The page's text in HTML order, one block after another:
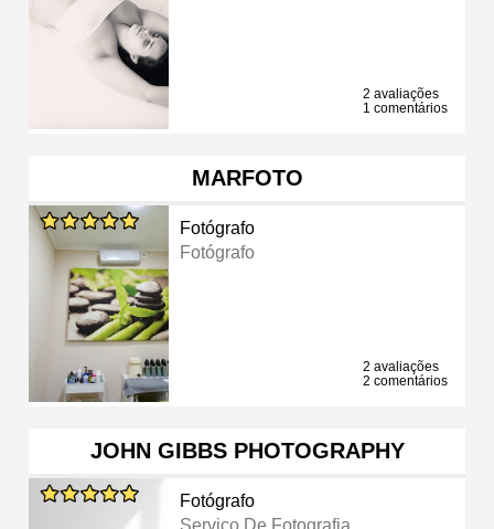
2 avaliações
1 comentários
MARFOTO
Fotógrafo
Fotógrafo
2 avaliações
2 comentários
JOHN GIBBS PHOTOGRAPHY
Fotógrafo
Serviço De Fotografia